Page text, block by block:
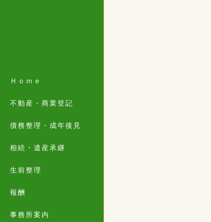
Ｈｏｍｅ
不動産・商業登記
債務整理・成年後見
相続・遺産承継
生前整理
報酬
事務所案内